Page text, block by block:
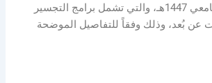
(برسوم) للعام الجامعي 1447هـ، والتي تشمل برامج التجسير
عن بُعد، وذلك وفقاً للتفاصيل الموضحة